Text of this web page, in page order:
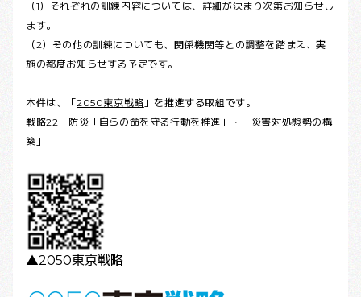
（1）それぞれの訓練内容については、詳細が決まり次第お知らせし
ます。
（2）その他の訓練についても、関係機関等との調整を踏まえ、実
施の都度お知らせする予定です。
本件は、「2050東京戦略 」を推進する取組です。
戦略22 防災「自らの命を守る行動を推進」・「災害対処態勢の構
築」
▲2050東京戦略